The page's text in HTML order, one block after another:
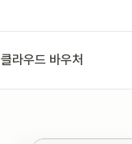
클라우드 바우처